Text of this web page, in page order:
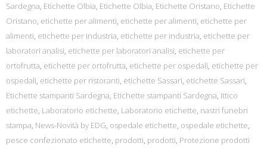
Sardegna, Etichette Olbia, Etichette Olbia, Etichette Oristano, Etichette
Oristano, etichette per alimenti, etichette per alimenti, etichette per
alimenti, etichette per industria, etichette per industria, etichette per
laboratori analisi, etichette per laboratori analisi, etichette per
ortofrutta, etichette per ortofrutta, etichette per ospedali, etichette per
ospedali, etichette per ristoranti, etichette Sassari, etichette Sassari,
Etichette stampanti Sardegna, Etichette stampanti Sardegna, ittico
etichette, Laboratorio etichette, Laboratorio etichette, nastri funebri
stampa, News-Novità by EDG, ospedale etichette, ospedale etichette,
pesce confezionato etichette, prodotti, prodotti, Protezione prodotti